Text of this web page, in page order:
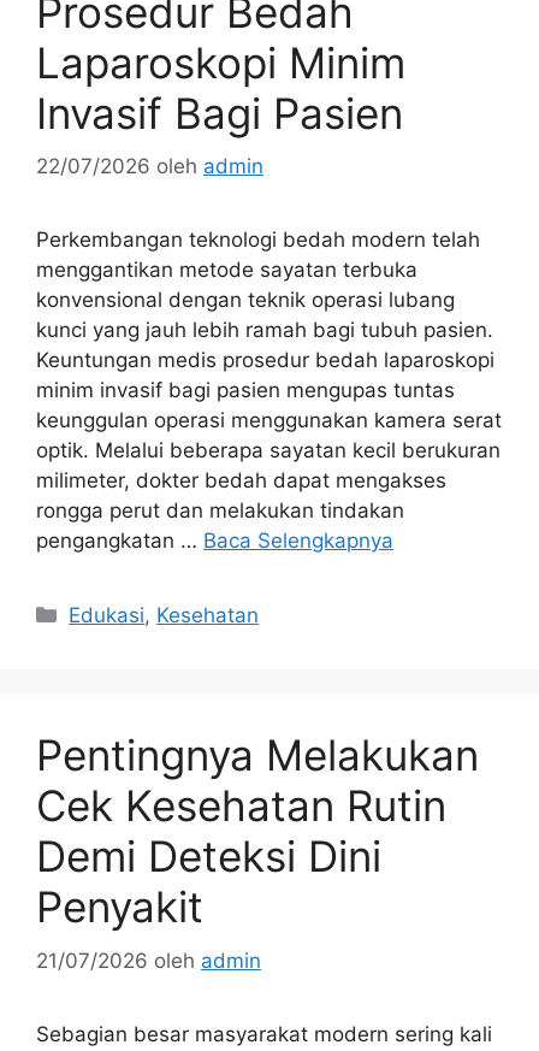
Prosedur Bedah
Laparoskopi Minim
Invasif Bagi Pasien
22/07/2026 oleh admin
Perkembangan teknologi bedah modern telah
menggantikan metode sayatan terbuka
konvensional dengan teknik operasi lubang
kunci yang jauh lebih ramah bagi tubuh pasien.
Keuntungan medis prosedur bedah laparoskopi
minim invasif bagi pasien mengupas tuntas
keunggulan operasi menggunakan kamera serat
optik. Melalui beberapa sayatan kecil berukuran
milimeter, dokter bedah dapat mengakses
rongga perut dan melakukan tindakan
pengangkatan … Baca Selengkapnya
Kategori
Edukasi, Kesehatan
Pentingnya Melakukan
Cek Kesehatan Rutin
Demi Deteksi Dini
Penyakit
21/07/2026 oleh admin
Sebagian besar masyarakat modern sering kali